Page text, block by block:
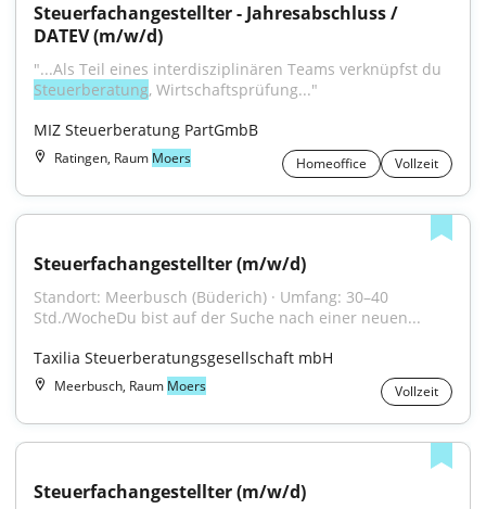
Steuerfachangestellter - Jahresabschluss /
DATEV (m/w/d)
Steuerberatung, Wirtschaftsprüfung..."
MIZ Steuerberatung PartGmbB
Ratingen, Raum Moers Homeoffice Vollzeit
Steuerfachangestellter (m/w/d)
Standort: Meerbusch (Büderich) · Umfang: 30–40
Std./WocheDu bist auf der Suche nach einer neuen...
Taxilia Steuerberatungsgesellschaft mbH
Meerbusch, Raum Moers Vollzeit
Steuerfachangestellter (m/w/d)